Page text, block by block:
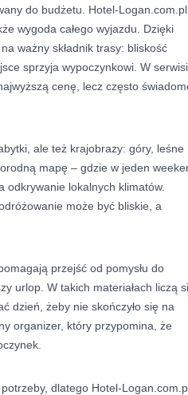
do budżetu. Hotel-Logan.com.pl
wygoda całego wyjazdu. Dzięki
ważny składnik trasy: bliskość
sprzyja wypoczynkowi. W
cenę, lecz często
ale też krajobrazy: góry, leśne
mapę – gdzie w jeden
odkrywanie lokalnych klimatów.
może być bliskie, a
przejść od pomysłu do
urlop. W takich materiałach liczą
dzień, żeby nie skończyło się na
organizer, który przypomina, że
dlatego Hotel-